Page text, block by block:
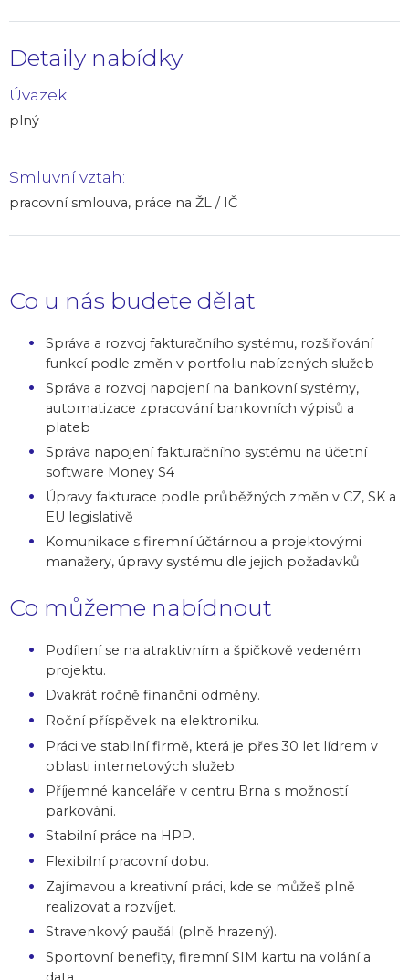
Detaily nabídky
Úvazek:
plný
Smluvní vztah:
pracovní smlouva, práce na ŽL / IČ
Co u nás budete dělat
Správa a rozvoj fakturačního systému, rozšiřování
funkcí podle změn v portfoliu nabízených služeb
Správa a rozvoj napojení na bankovní systémy,
automatizace zpracování bankovních výpisů a
plateb
Správa napojení fakturačního systému na účetní
software Money S4
Úpravy fakturace podle průběžných změn v CZ, SK a
EU legislativě
Komunikace s firemní účtárnou a projektovými
manažery, úpravy systému dle jejich požadavků
Co můžeme nabídnout
Podílení se na atraktivním a špičkově vedeném
projektu.
Dvakrát ročně finanční odměny.
Roční příspěvek na elektroniku.
Práci ve stabilní firmě, která je přes 30 let lídrem v
oblasti internetových služeb.
Příjemné kanceláře v centru Brna s možností
parkování.
Stabilní práce na HPP.
Flexibilní pracovní dobu.
Zajímavou a kreativní práci, kde se můžeš plně
realizovat a rozvíjet.
Stravenkový paušál (plně hrazený).
Sportovní benefity, firemní SIM kartu na volání a